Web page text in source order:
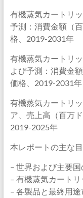
有機蒸気カートリ
予測：消費金額（
格、2019-2031年
有機蒸気カートリ
よび予測：消費金
価格、2019-2031年
有機蒸気カートリ
ア、売上高（百万
2019-2025年
本レポートの主な
– 世界および主要
– 有機蒸気カート
– 各製品と最終用